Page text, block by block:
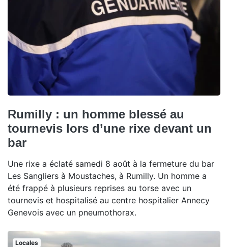
Rumilly : un homme blessé au
tournevis lors d’une rixe devant un
bar
Une rixe a éclaté samedi 8 août à la fermeture du bar
Les Sangliers à Moustaches, à Rumilly. Un homme a
été frappé à plusieurs reprises au torse avec un
tournevis et hospitalisé au centre hospitalier Annecy
Genevois avec un pneumothorax.
Locales